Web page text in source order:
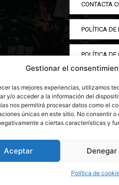
Gestionar el
las mejores experiencias, utilizamos
y/o acceder a la información del
nos permitirá procesar datos como el
únicas en este sitio. No consentir
a ciertas características y
Aceptar Denegar
Política de
CONTACTA
POLÍTICA DE
POLÍTICA DE